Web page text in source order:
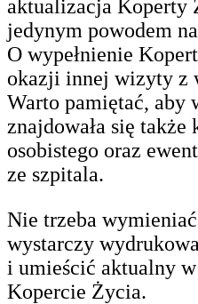
aktualizacja Koperty
jedynym powodem
O wypełnienie
okazji innej wizyty z
Warto pamiętać, aby
znajdowała się także
osobistego oraz
ze szpitala.
Nie trzeba wymieniać
wystarczy
i umieścić aktualny
Kopercie Życia.